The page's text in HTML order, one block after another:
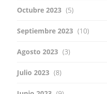
Octubre 2023 (5)
Septiembre 2023 (10)
Agosto 2023 (3)
Julio 2023 (8)